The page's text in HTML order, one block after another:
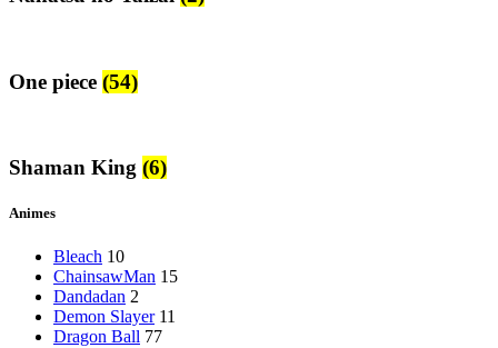
One piece (54)
Shaman King (6)
Animes
Bleach 10
ChainsawMan 15
Dandadan 2
Demon Slayer 11
Dragon Ball 77